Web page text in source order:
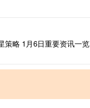
策略 1月6日重要资讯一览